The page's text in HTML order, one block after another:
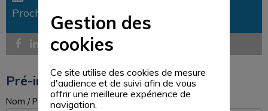
Prochainement
Pré-inscription
Nom / Prénom
Gestion des
cookies
Ce site utilise des cookies de mesure
d'audience et de suivi afin de vous
offrir une meilleure expérience de
navigation.